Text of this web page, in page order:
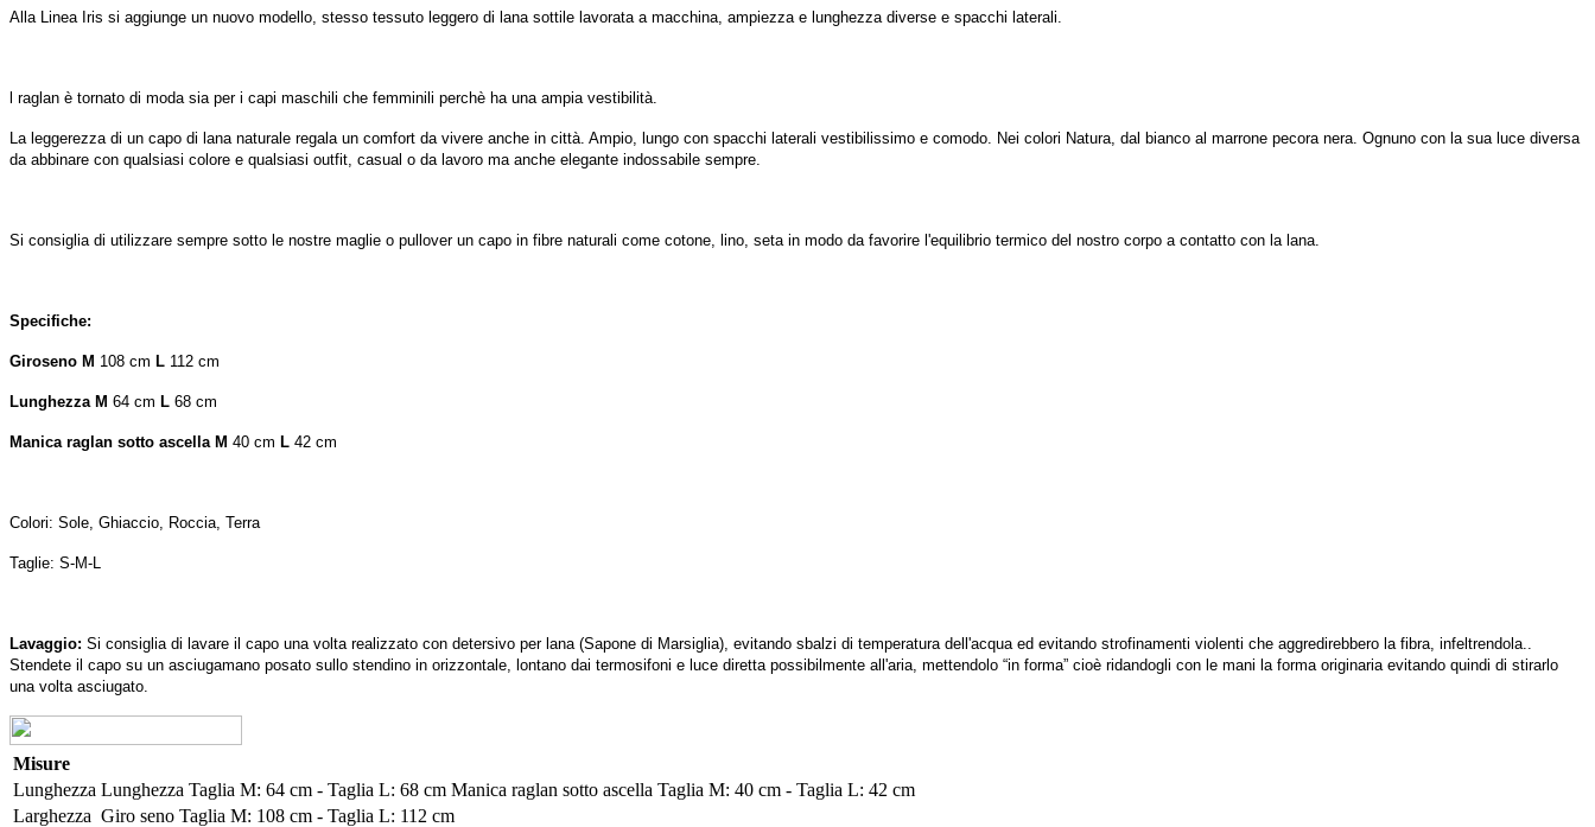
Alla Linea Iris si aggiunge un nuovo modello, stesso tessuto leggero di lana sottile lavorata a macchina, ampiezza e lunghezza diverse e spacchi laterali.
l raglan è tornato di moda sia per i capi maschili che femminili perchè ha una ampia vestibilità.
La leggerezza di un capo di lana naturale regala un comfort da vivere anche in città. Ampio, lungo con spacchi laterali vestibilissimo e comodo. Nei colori Natura, dal bianco al marrone pecora nera. Ognuno con la sua luce diversa
da abbinare con qualsiasi colore e qualsiasi outfit, casual o da lavoro ma anche elegante indossabile sempre.
Si consiglia di utilizzare sempre sotto le nostre maglie o pullover un capo in fibre naturali come cotone, lino, seta in modo da favorire l'equilibrio termico del nostro corpo a contatto con la lana.
Specifiche:
Giroseno M 108 cm L 112 cm
Lunghezza M 64 cm L 68 cm
Manica raglan sotto ascella M 40 cm L 42 cm
Colori: Sole, Ghiaccio, Roccia, Terra
Taglie: S-M-L
Lavaggio: Si consiglia di lavare il capo una volta realizzato con detersivo per lana (Sapone di Marsiglia), evitando sbalzi di temperatura dell'acqua ed evitando strofinamenti violenti che aggredirebbero la fibra, infeltrendola..
Stendete il capo su un asciugamano posato sullo stendino in orizzontale, lontano dai termosifoni e luce diretta possibilmente all'aria, mettendolo “in forma” cioè ridandogli con le mani la forma originaria evitando quindi di stirarlo
una volta asciugato.
Misure
Lunghezza Lunghezza Taglia M: 64 cm - Taglia L: 68 cm Manica raglan sotto ascella Taglia M: 40 cm - Taglia L: 42 cm
Larghezza Giro seno Taglia M: 108 cm - Taglia L: 112 cm